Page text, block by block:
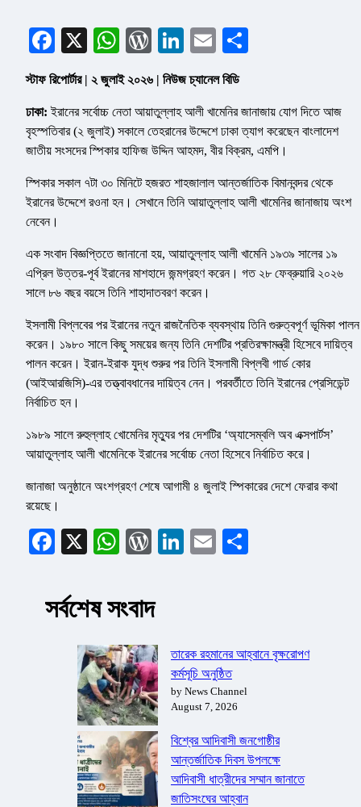
Facebook
X WhatsApp
WordPress
LinkedIn
Email
স্টাফ রিপোর্টার | ২ জুলাই ২০২৬ | নিউজ চ্যানেল বিডি
ঢাকা: ইরানের সর্বোচ্চ নেতা আয়াতুল্লাহ আলী খামেনির জানাজায় যোগ দিতে আজ
বৃহস্পতিবার (২ জুলাই) সকালে তেহরানের উদ্দেশে ঢাকা ত্যাগ করেছেন বাংলাদেশ
জাতীয় সংসদের স্পিকার হাফিজ উদ্দিন আহমদ, বীর বিক্রম, এমপি।
স্পিকার সকাল ৭টা ৩০ মিনিটে হজরত শাহজালাল আন্তর্জাতিক বিমানবন্দর থেকে
ইরানের উদ্দেশে রওনা হন। সেখানে তিনি আয়াতুল্লাহ আলী খামেনির জানাজায় অংশ
নেবেন।
এক সংবাদ বিজ্ঞপ্তিতে জানানো হয়, আয়াতুল্লাহ আলী খামেনি ১৯৩৯ সালের ১৯
এপ্রিল উত্তর-পূর্ব ইরানের মাশহাদে জন্মগ্রহণ করেন। গত ২৮ ফেব্রুয়ারি ২০২৬
সালে ৮৬ বছর বয়সে তিনি শাহাদাতবরণ করেন।
ইসলামী বিপ্লবের পর ইরানের নতুন রাজনৈতিক ব্যবস্থায় তিনি গুরুত্বপূর্ণ ভূমিকা পালন
করেন। ১৯৮০ সালে কিছু সময়ের জন্য তিনি দেশটির প্রতিরক্ষামন্ত্রী হিসেবে দায়িত্ব
পালন করেন। ইরান-ইরাক যুদ্ধ শুরুর পর তিনি ইসলামী বিপ্লবী গার্ড কোর
(আইআরজিসি)-এর তত্ত্বাবধানের দায়িত্ব নেন। পরবর্তীতে তিনি ইরানের প্রেসিডেন্ট
নির্বাচিত হন।
১৯৮৯ সালে রুহুল্লাহ খোমেনির মৃত্যুর পর দেশটির ‘অ্যাসেম্বলি অব এক্সপার্টস’
আয়াতুল্লাহ আলী খামেনিকে ইরানের সর্বোচ্চ নেতা হিসেবে নির্বাচিত করে।
জানাজা অনুষ্ঠানে অংশগ্রহণ শেষে আগামী ৪ জুলাই স্পিকারের দেশে ফেরার কথা
রয়েছে।
Facebook
X WhatsApp
WordPress
LinkedIn
Email
সর্বশেষ সংবাদ
তারেক রহমানের আহ্বানে বৃক্ষরোপণ
কর্মসূচি অনুষ্ঠিত
by News Channel
August 7, 2026
বিশ্বের আদিবাসী জনগোষ্ঠীর
আন্তর্জাতিক দিবস উপলক্ষে
আদিবাসী ধাত্রীদের সম্মান জানাতে
জাতিসংঘের আহ্বান